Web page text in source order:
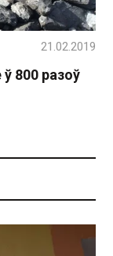
800 разоў
21.02.2019